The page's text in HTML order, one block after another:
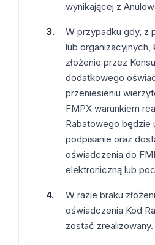
wynikającej z
W przypadku gdy, z
lub
złożenie przez
dodatkowego
przeniesieniu
FMPX warunkiem
Rabatowego będzie
podpisanie oraz
oświadczenia do
elektroniczną lub
W razie braku
oświadczenia Kod
zostać zrealizowany.